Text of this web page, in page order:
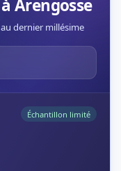
Arengosse
dernier millésime
Échantillon limité